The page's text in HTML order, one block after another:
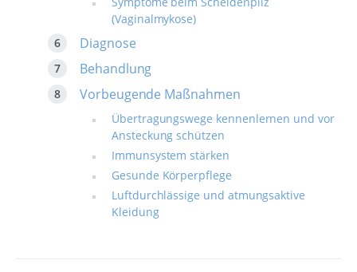
(Vaginalmykose)
Diagnose
Behandlung
Vorbeugende Maßnahmen
Übertragungswege kennenlernen und vor
Ansteckung schützen
Immunsystem stärken
Gesunde Körperpflege
Luftdurchlässige und atmungsaktive
Kleidung